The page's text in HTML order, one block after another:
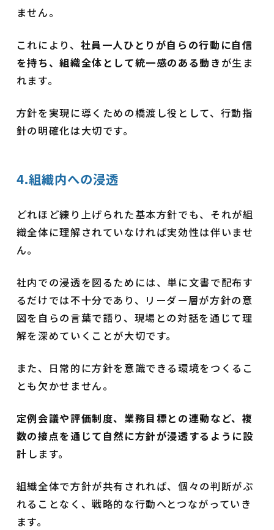
ません。
これにより、 社員一人ひとりが自らの行動に自信
を持ち、組織全体として統一感のある動きが生ま
れます。
方針を実現に導くための橋渡し役として、行動指
針の明確化は大切です。
4.組織内への浸透
どれほど練り上げられた基本方針でも、それが組
織全体に理解されていなければ実効性は伴いませ
ん。
社内での浸透を図るためには、単に文書で配布す
るだけでは不十分であり、リーダー層が方針の意
図を自らの言葉で語り、現場との対話を通じて理
解を深めていくことが大切です。
また、日常的に方針を意識できる環境をつくるこ
とも欠かせません。
定例会議や評価制度、業務目標との連動など、複
数の接点を通じて自然に方針が浸透するように設
計 します。
組織全体で方針が共有されれば、個々の判断がぶ
れることなく、戦略的な行動へとつながっていき
ます。